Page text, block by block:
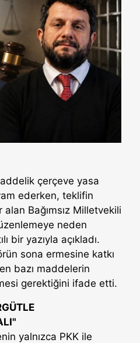
çerçeve yasa
ederken, teklifin
alan Bağımsız Milletvekili
neden
bir yazıyla açıkladı.
sona ermesine katkı
bazı maddelerin
gerektiğini ifade etti.
yalnızca PKK ile